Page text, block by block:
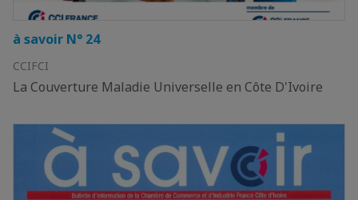
à savoir N° 24
CCIFCI
La Couverture Maladie Universelle en Côte D'Ivoire